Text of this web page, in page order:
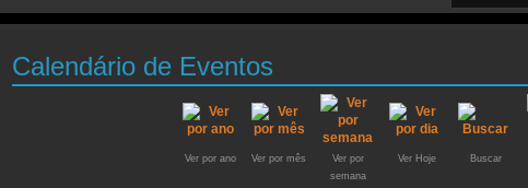
Calendário de Eventos
Ver por ano Ver por mês
Ver por
semana
Ver Hoje Buscar